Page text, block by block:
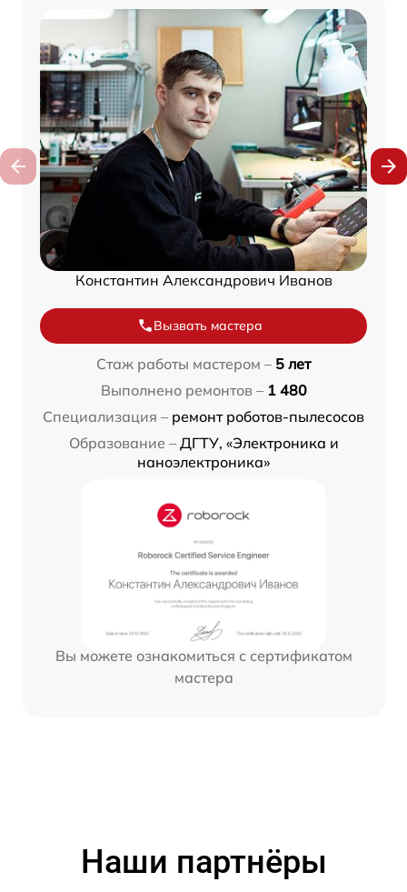
Константин Александрович Иванов
Вызвать мастера
Стаж работы мастером – 5 лет
Выполнено ремонтов – 1 480
Специализация – ремонт роботов-пылесосов
Образование – ДГТУ, «Электроника и
наноэлектроника»
Вы можете ознакомиться с сертификатом
мастера
Наши партнёры